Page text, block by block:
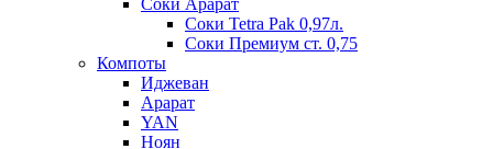
Соки Арарат
Соки Tetra Pak 0,97л.
Соки Премиум ст. 0,75
Компоты
Иджеван
Арарат
YAN
Ноян